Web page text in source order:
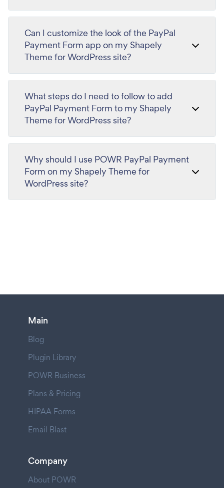
Can I customize the look of the PayPal
Payment Form app on my Shapely
Theme for WordPress site?
What steps do I need to follow to add
PayPal Payment Form to my Shapely
Theme for WordPress site?
Why should I use POWR PayPal Payment
Form on my Shapely Theme for
WordPress site?
Main
Blog
Plugin Library
POWR Business
Plans & Pricing
HIPAA Forms
Email Blast
Company
About POWR